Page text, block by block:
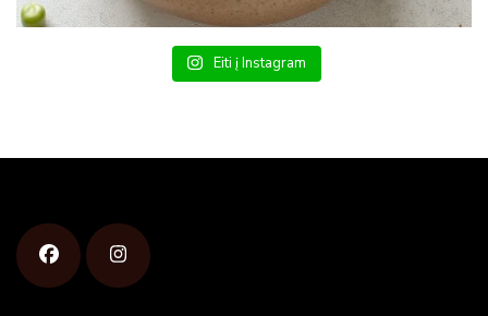
Eiti į Instagram